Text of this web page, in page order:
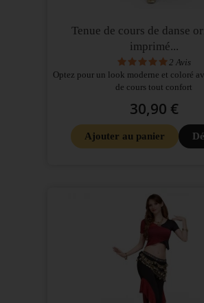
Tenue de cours de danse
imprimé...
2 Avis
Optez pour un look moderne et coloré
de cours tout confort
30,90 €
Ajouter au panier